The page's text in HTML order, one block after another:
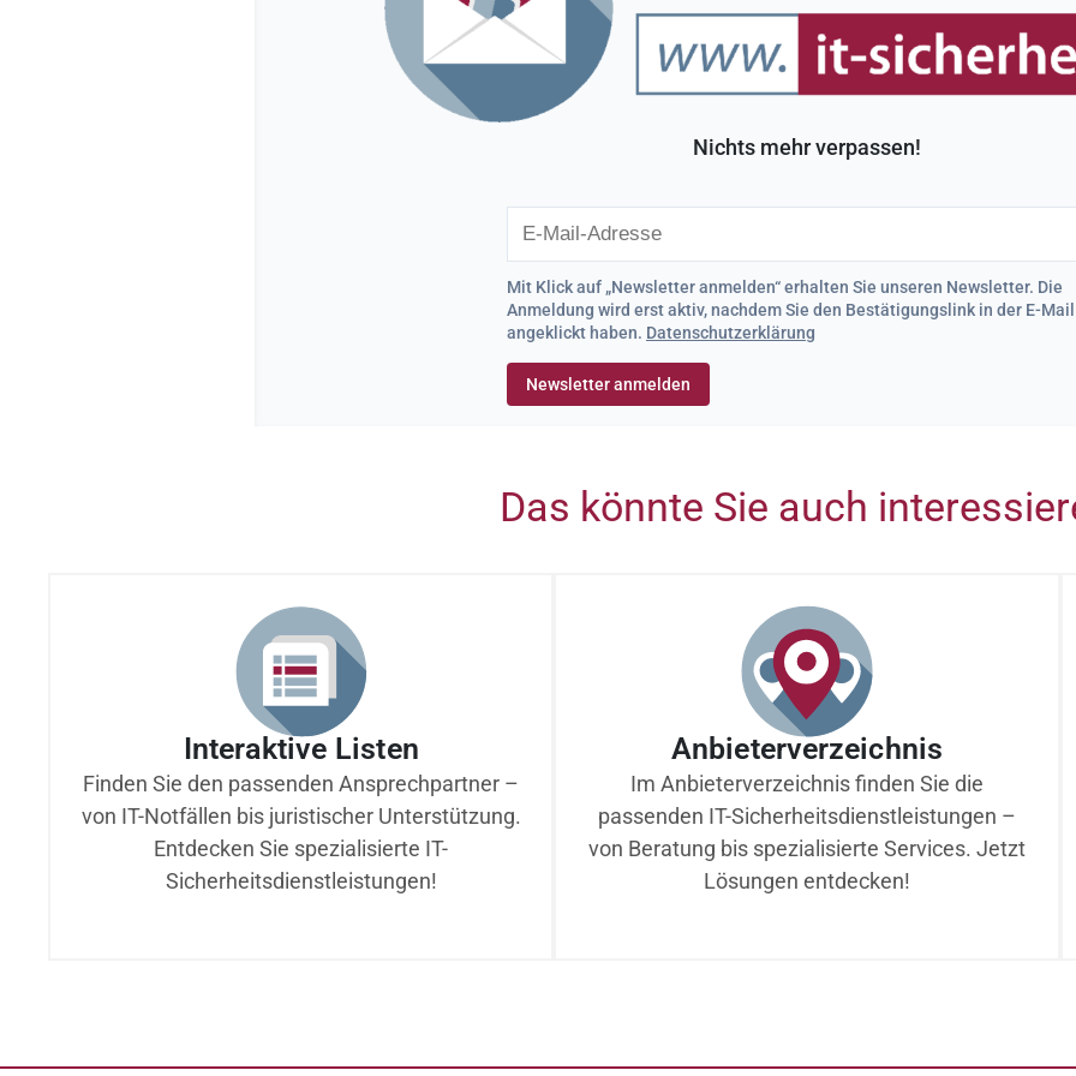
Nichts mehr verpassen!
Mit Klick auf „Newsletter anmelden“ erhalten Sie unseren Newsletter. Die
Anmeldung wird erst aktiv, nachdem Sie den Bestätigungslink in der E-Mail
angeklickt haben. Datenschutzerklärung
Das könnte Sie auch
Interaktive Listen
Finden Sie den passenden Ansprechpartner –
von IT-Notfällen bis juristischer Unterstützung.
Entdecken Sie spezialisierte IT-
Sicherheitsdienstleistungen!
Anbieterverzeichnis
Im Anbieterverzeichnis finden Sie die
passenden IT-Sicherheitsdienstleistungen –
von Beratung bis spezialisierte Services. Jetzt
Lösungen entdecken!